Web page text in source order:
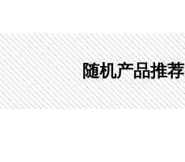
随机产品推荐